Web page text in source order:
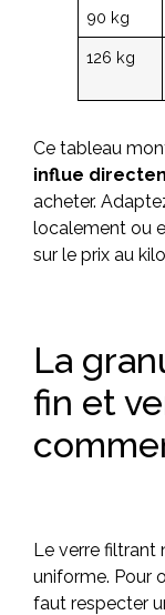
90 kg
126 kg
Ce tableau
influe
acheter.
localement ou
sur le prix au
La
fin et
Le verre filtrant
uniforme. Pour
faut respecter